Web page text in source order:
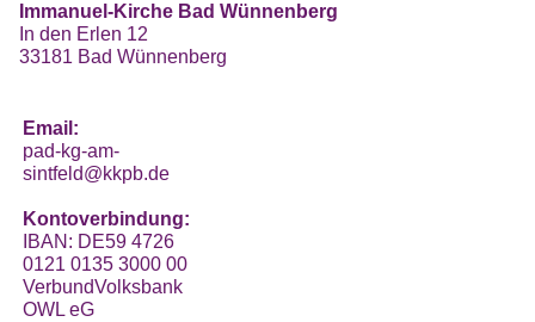
Immanuel-Kirche Bad Wünnenberg
In den Erlen 12
33181 Bad Wünnenberg
Email:
pad-kg-am-
sintfeld@kkpb.de
Kontoverbindung:
IBAN: DE59 4726
0121 0135 3000 00
VerbundVolksbank
OWL eG